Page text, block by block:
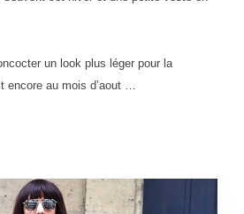
un look plus léger pour la
au mois d’aout …